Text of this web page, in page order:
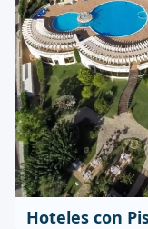
Hoteles con